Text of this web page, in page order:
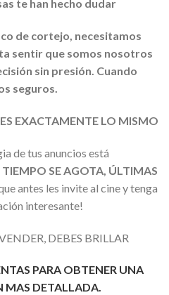
te han hecho dudar
de cortejo, necesitamos
sentir que somos nosotros
sin presión. Cuando
seguros.
EXACTAMENTE LO MISMO
de tus anuncios está
SE AGOTA, ÚLTIMAS
antes les invite al cine y tenga
interesante!
DEBES BRILLAR
PARA OBTENER UNA
MAS DETALLADA.